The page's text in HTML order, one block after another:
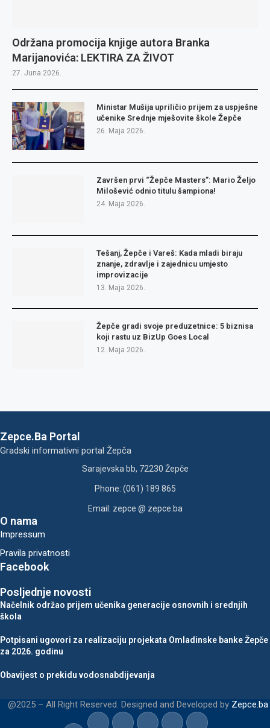
Održana promocija knjige autora Branka
Marijanovića: LEKTIRA ZA ŽIVOT
27. Juna 2026.
Ministar Mušija upriličio prijem za uspješne
učenike Srednje mješovite škole Žepče
26. Maja 2026.
Završen prvi “Žepče Masters”: Mario Željo
Milošević odnio titulu šampiona!
24. Maja 2026.
Tešanj, Žepče i Vareš: Kada mladi biraju
znanje, zdravlje i zajednicu umjesto
improvizacije
13. Maja 2026.
Žepče gradi svoje preduzetnice: 5 biznisa
koji rastu uz BizUp Goes Local
12. Maja 2026.
Zepce.Ba Portal
Gradski informativni portal Žepča
Sarajevska bb, 72230 Žepče
Phone: (061) 189 865
Email: zepce @ zepce.ba
O nama
Impressum
Pravila privatnosti
Facebook
Posljednje novosti
Načelnik održao prijem učenika generacije osnovnih i srednjih
škola
Potpisani ugovori za realizaciju projekata Omladinske banke Žepče
za 2026. godinu
Obavijest o prekidu vodosnabdijevanja
@2025 – All Right Reserved. Designed and Developed by Zepce.ba